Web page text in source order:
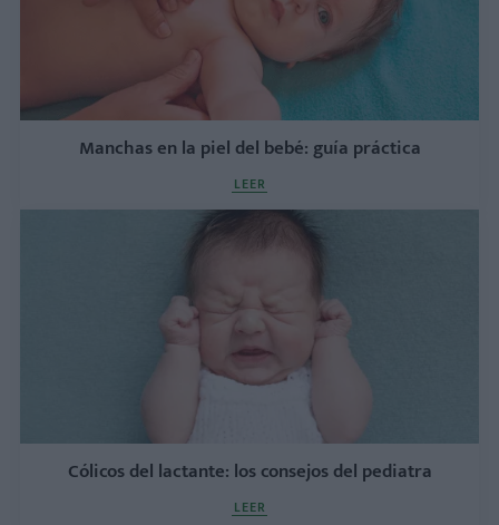
Manchas en la piel del bebé: guía práctica
LEER
Cólicos del lactante: los consejos del pediatra
LEER